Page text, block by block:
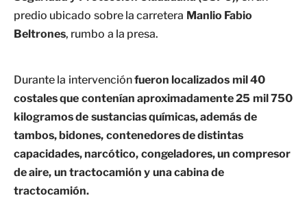
predio ubicado sobre la carretera Manlio Fabio
Beltrones, rumbo a la presa.
Durante la intervenciónfueron localizados mil 40
costales que contenían aproximadamente 25 mil 750
kilogramos de sustancias químicas, además de
tambos, bidones, contenedores de distintas
capacidades, narcótico, congeladores, un compresor
de aire, un tractocamión y una cabina de
tractocamión.